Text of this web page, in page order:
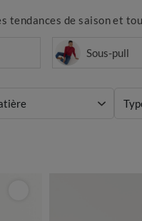
tendances de saison et
Sous-pull